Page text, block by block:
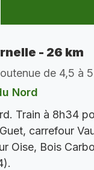
- 26 km
de 4,5 à
Nord
Train à 8h34
carrefour
Oise, Bois